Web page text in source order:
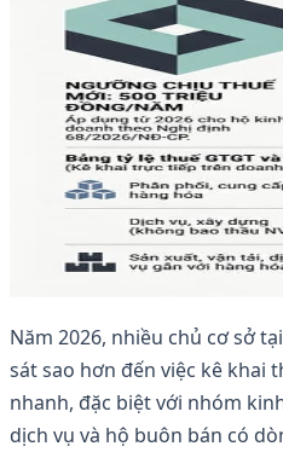
Năm 2026, nhiều chủ cơ sở
sát sao hơn đến việc kê khai
nhanh, đặc biệt với nhóm
dịch vụ và hộ buôn bán có